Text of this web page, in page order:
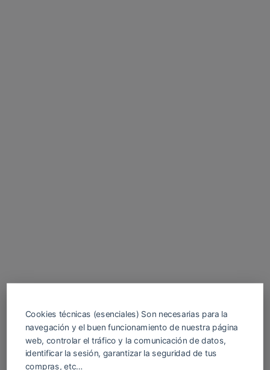
Cookies técnicas (esenciales) Son necesarias para la
navegación y el buen funcionamiento de nuestra página
web, controlar el tráfico y la comunicación de datos,
identificar la sesión, garantizar la seguridad de tus
compras, etc…